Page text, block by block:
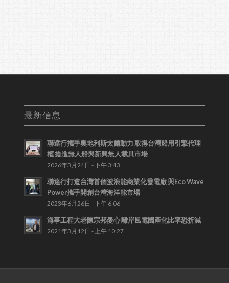
最新信息
聯達行攜手奧地利斯太爾動力 取得台灣船用引擎代理
權 搶進無人船與新興無人載具市場
2026年3月24日 - 下午 3:43
聯達行打造台灣首個波浪能商業化發電廠 與Eco Wave
Power攜手開創台灣海洋能市場
2023年6月26日 - 下午 6:06
海事工程大老陳宗邦憂心 離岸風電國產化比率恐折減
2021年3月12日 - 上午 10:27